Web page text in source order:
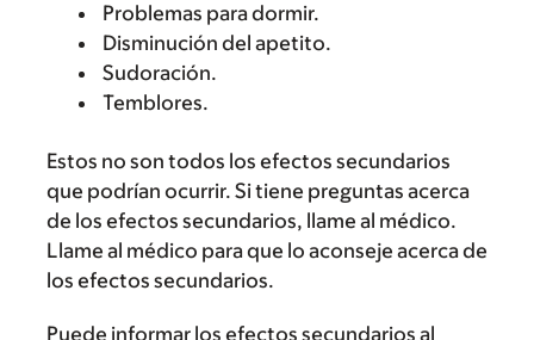
Problemas para dormir.
Disminución del apetito.
Sudoración.
Temblores.
Estos no son todos los efectos secundarios
que podrían ocurrir. Si tiene preguntas acerca
de los efectos secundarios, llame al médico.
Llame al médico para que lo aconseje acerca de
los efectos secundarios.
Puede informar los efectos secundarios al